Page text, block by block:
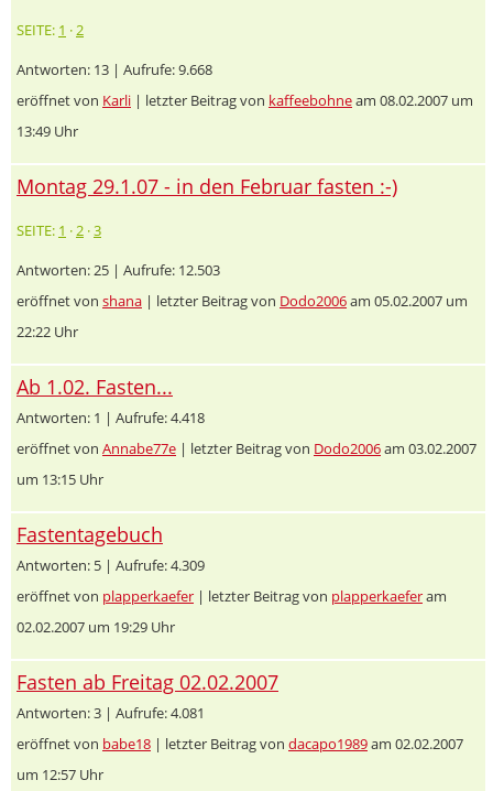
SEITE: 1 ·2
Antworten: 13 | Aufrufe: 9.668
eröffnet von Karli | letzter Beitrag von kaffeebohneam 08.02.2007 um
13:49 Uhr
Montag 29.1.07 - in den Februar fasten :-)
SEITE: 1 ·2 ·3
Antworten: 25 | Aufrufe: 12.503
eröffnet von shana | letzter Beitrag von Dodo2006am 05.02.2007 um
22:22 Uhr
Ab 1.02. Fasten...
Antworten: 1 | Aufrufe: 4.418
eröffnet von Annabe77e | letzter Beitrag von Dodo2006am 03.02.2007
um 13:15 Uhr
Fastentagebuch
Antworten: 5 | Aufrufe: 4.309
eröffnet von plapperkaefer | letzter Beitrag von plapperkaeferam
02.02.2007 um 19:29 Uhr
Fasten ab Freitag 02.02.2007
Antworten: 3 | Aufrufe: 4.081
eröffnet von babe18 | letzter Beitrag von dacapo1989am 02.02.2007
um 12:57 Uhr